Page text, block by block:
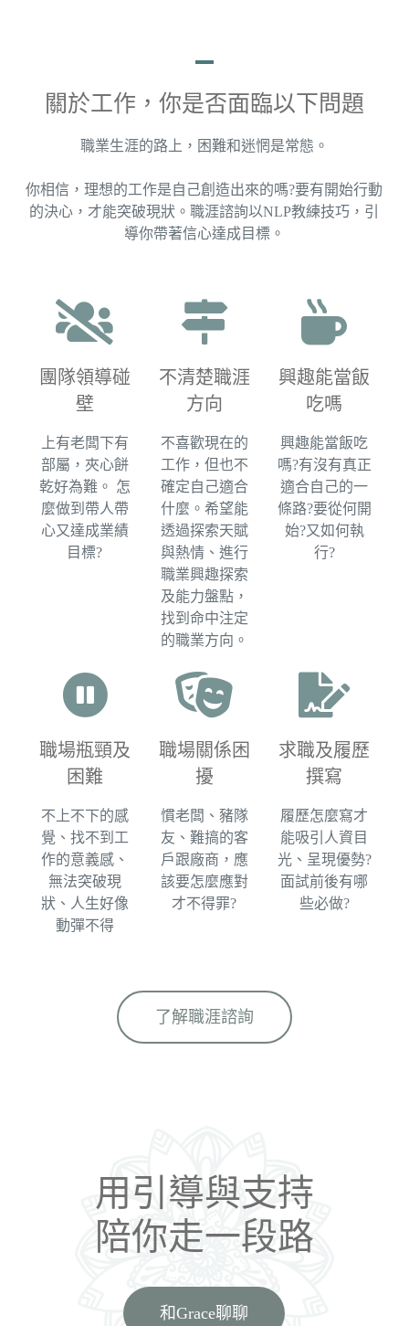
關於工作，你是否面臨以下問題
職業生涯的路上，困難和迷惘是常態。
你相信，理想的工作是自己創造出來的嗎?要有開始行動
的決心，才能突破現狀。職涯諮詢以NLP教練技巧，引
導你帶著信心達成目標。
團隊領導碰
壁​
上有老闆下有
部屬，夾心餅
乾好為難。 怎
麼做到帶人帶
心又達成業績
目標?​
不清楚職涯
方向​
不喜歡現在的
工作，但也不
確定自己適合
什麼。希望能
透過探索天賦
與熱情、進行
職業興趣探索
及能力盤點，
找到命中注定
的職業方向。
興趣能當飯
吃嗎​
興趣能當飯吃
嗎?有沒有真正
適合自己的一
條路?要從何開
始?又如何執
行?
職場瓶頸及
困難​
不上不下的感
覺、找不到工
作的意義感、
無法突破現
狀、人生好像
動彈不得​
職場關係困
擾
慣老闆、豬隊
友、難搞的客
戶跟廠商，應
該要怎麼應對
才不得罪?
求職及履歷
撰寫​
履歷怎麼寫才
能吸引人資目
光、呈現優勢?
面試前後有哪
些必做?
了解職涯諮詢
用引導與支持
陪你走一段路
和Grace聊聊